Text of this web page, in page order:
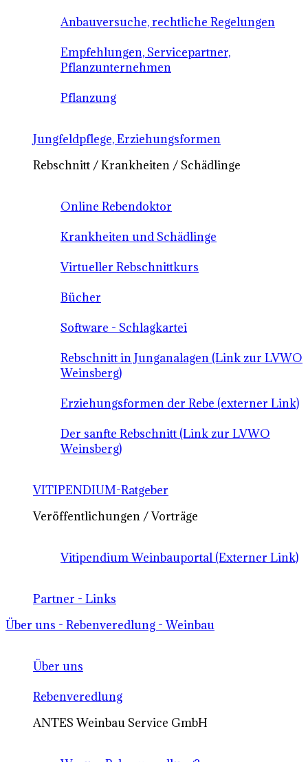
Anbauversuche, rechtliche Regelungen
Empfehlungen, Servicepartner,
Pflanzunternehmen
Pflanzung
Jungfeldpflege, Erziehungsformen
Rebschnitt / Krankheiten / Schädlinge
Online Rebendoktor
Krankheiten und Schädlinge
Virtueller Rebschnittkurs
Bücher
Software - Schlagkartei
Rebschnitt in Junganalagen (Link zur LVWO
Weinsberg)
Erziehungsformen der Rebe (externer Link)
Der sanfte Rebschnitt (Link zur LVWO
Weinsberg)
VITIPENDIUM-Ratgeber
Veröffentlichungen / Vorträge
Vitipendium Weinbauportal (Externer Link)
Partner - Links
Über uns - Rebenveredlung - Weinbau
Über uns
Rebenveredlung
ANTES Weinbau Service GmbH